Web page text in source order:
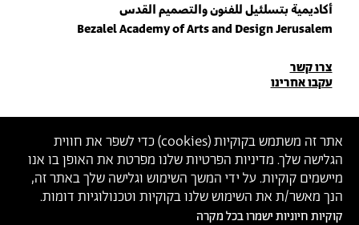
אתר זה משתמש בקוקיות (cookies) כדי לשפר את חווית
הגלישה שלך. מדיניות הפרטיות שלנו מפרטת את האופן בו אנו
מיישמים קוקיות. על ידי המשך השימוש וגלישה שלך באתר זה,
הנך מאשר/ת את השימוש שלנו בקוקיות וטכנולוגיות דומות.
קוקיות חיוניות ישמרו בכל מקרה
أكاديمية بتسلئيل للفنون والتصميم القدس
Bezalel Academy of Arts and Design Jerusalem
פרטי
יצירת
קשר
צרו קשר
עקבו אחרינו
הצטרפו לניוזלטר שלנו
הכניסו כתובת מייל
ההצטרפות מהווה הסכמה למדיניות הפרטיות ול תנאי השימוש של בצלאל